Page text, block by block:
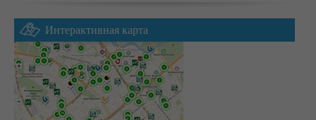
Интерактивная карта